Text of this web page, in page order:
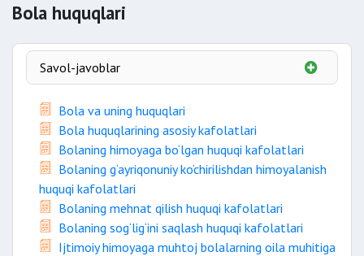
Bola huquqlari
Savol-javoblar
Savol-javoblar
Bola va uning huquqlari
Bola huquqlarining asosiy kafolatlari
Bolaning himoyaga bo‘lgan huquqi kafolatlari
Bolaning g‘ayriqonuniy ko‘chirilishdan himoyalanish
huquqi kafolatlari
Bolaning mehnat qilish huquqi kafolatlari
Bolaning sog‘lig‘ini saqlash huquqi kafolatlari
Ijtimoiy himoyaga muhtoj bolalarning oila muhitiga